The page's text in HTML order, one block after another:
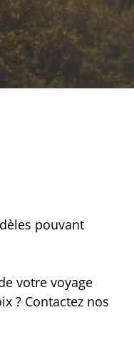
pouvant
votre voyage
? Contactez nos